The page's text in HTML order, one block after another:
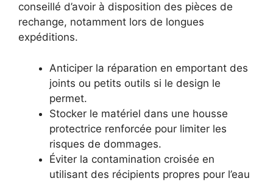
conseillé d’avoir à disposition des pièces de
rechange, notamment lors de longues
expéditions.
Anticiper la réparation en emportant des
joints ou petits outils si le design le
permet.
Stocker le matériel dans une housse
protectrice renforcée pour limiter les
risques de dommages.
Éviter la contamination croisée en
utilisant des récipients propres pour l’eau